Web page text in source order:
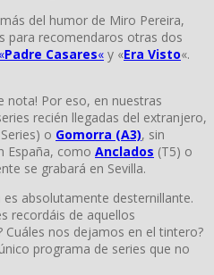
del humor de Miro Pereira,
para recomendaros otras dos
«Padre Casares« y «Era Visto«.
nota! Por eso, en nuestras
recién llegadas del extranjero,
o Gomorra (A3), sin
España, como Anclados (T5) o
se grabará en Sevilla.
absolutamente desternillante.
recordáis de aquellos
nos dejamos en el tintero?
programa de series que no